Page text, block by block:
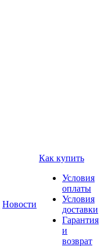
Новости
Как купить
Условия
оплаты
Условия
доставки
Гарантия
и
возврат